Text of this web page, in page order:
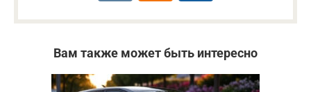
Вам также может быть интересно